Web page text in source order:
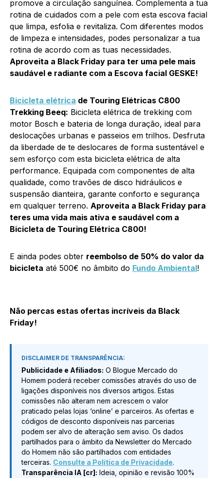
promove a circulação sanguínea. Complementa a tua
rotina de cuidados com a pele com esta escova facial
que limpa, esfolia e revitaliza. Com diferentes modos
de limpeza e intensidades, podes personalizar a tua
rotina de acordo com as tuas necessidades.
Aproveita a Black Friday para ter uma pele mais
saudável e radiante com a Escova facial GESKE!
Bicicleta elétrica de Touring Elétricas C800
Trekking Beeq: Bicicleta elétrica de trekking com
motor Bosch e bateria de longa duração, ideal para
deslocações urbanas e passeios em trilhos. Desfruta
da liberdade de te deslocares de forma sustentável e
sem esforço com esta bicicleta elétrica de alta
performance. Equipada com componentes de alta
qualidade, como travões de disco hidráulicos e
suspensão dianteira, garante conforto e segurança
em qualquer terreno. Aproveita a Black Friday para
teres uma vida mais ativa e saudável com a
Bicicleta de Touring Elétrica C800!
E ainda podes obter reembolso de 50% do valor da
bicicleta até 500€ no âmbito do Fundo Ambiental!
Não percas estas ofertas incríveis da Black
Friday!
DISCLAIMER DE TRANSPARÊNCIA:
Publicidade e Afiliados: O Blogue Mercado do
Homem poderá receber comissões através do uso de
ligações disponíveis nos diversos artigos. Estas
comissões não alteram nem acrescem o valor
praticado pelas lojas ‘online’ e parceiros. As ofertas e
códigos de desconto disponíveis nas parcerias
podem ser alvo de alteração sem aviso. Os dados
partilhados para o âmbito da Newsletter do Mercado
do Homem não são partilhados com entidades
terceiras. Consulte a Política de Privacidade.
Transparência IA [cr]: Ideia, opinião e revisão 100%